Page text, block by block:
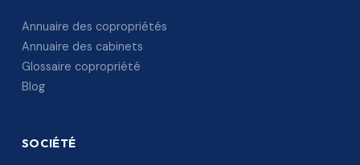
Annuaire des copropriétés
Annuaire des cabinets
Glossaire copropriété
Blog
SOCIÉTÉ